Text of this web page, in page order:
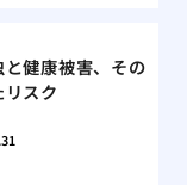
と健康被害、その
スク